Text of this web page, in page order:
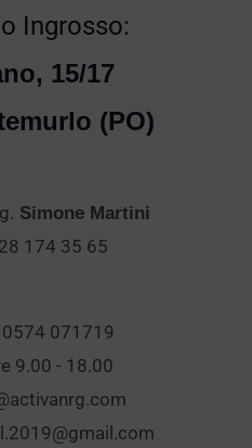
Ingrosso:
15/17
(PO)
Simone Martini
174 35 65
071719
9.00 - 18.00